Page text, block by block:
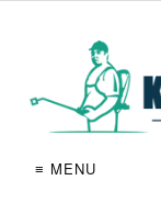
≡ MENU